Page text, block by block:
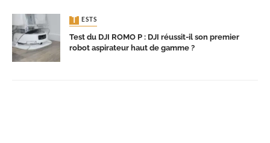
TESTS
Test du DJI ROMO P : DJI réussit-il son premier
robot aspirateur haut de gamme ?